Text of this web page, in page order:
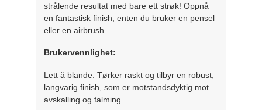
strålende resultat med bare ett strøk! Oppnå
en fantastisk finish, enten du bruker en pensel
eller en airbrush.
Brukervennlighet:
Lett å blande. Tørker raskt og tilbyr en robust,
langvarig finish, som er motstandsdyktig mot
avskalling og falming.